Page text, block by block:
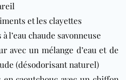
et les clayettes
l’eau chaude savonneuse
avec un mélange d’eau et de
(désodorisant naturel)